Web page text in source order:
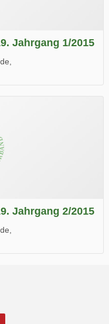
Jahrgang 1/2015
Jahrgang 2/2015